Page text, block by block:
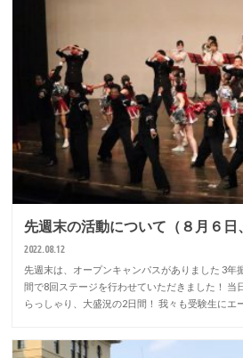
先週末の活動について（８月６日
2022.08.12
先週末は、オープンキャンパスがありました 3年
間で8回ステージを行わせていただきました！ 当
らっしゃり、大盛況の2日間！ 我々も受験生にエ